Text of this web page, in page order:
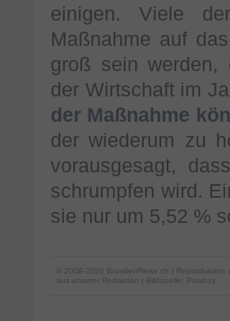
einigen. Viele
Maßnahme auf
groß sein werden,
der Wirtschaft im
der Maßnahme
der wiederum zu
vorausgesagt,
schrumpfen wird.
sie nur um 5,52 %
© 2008-2026 BrasilienReise.ch | Reproduktion
aus unserer Redaktion
| Bildquelle: Pixabay